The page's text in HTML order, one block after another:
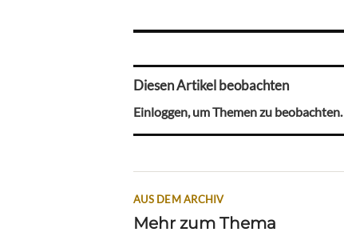
Diesen Artikel beobachten
Einloggen, um Themen zu beobachten.
AUS DEM ARCHIV
Mehr zum Thema